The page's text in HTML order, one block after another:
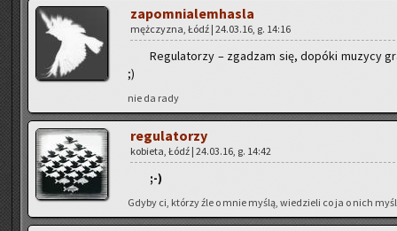
za­po­mnia­lem­ha­sla
męż­czy­zna, Łódź | 24.03.16, g. 14:16
Re­gu­la­to­rzy – zga­dzam się, do­pó­ki mu­zy­cy
;)
nie da rady
re­gu­la­to­rzy
ko­bie­ta, Łódź | 24.03.16, g. 14:42
;-)
Gdyby ci, któ­rzy źle o mnie myślą, wie­dzie­li co ja o nich